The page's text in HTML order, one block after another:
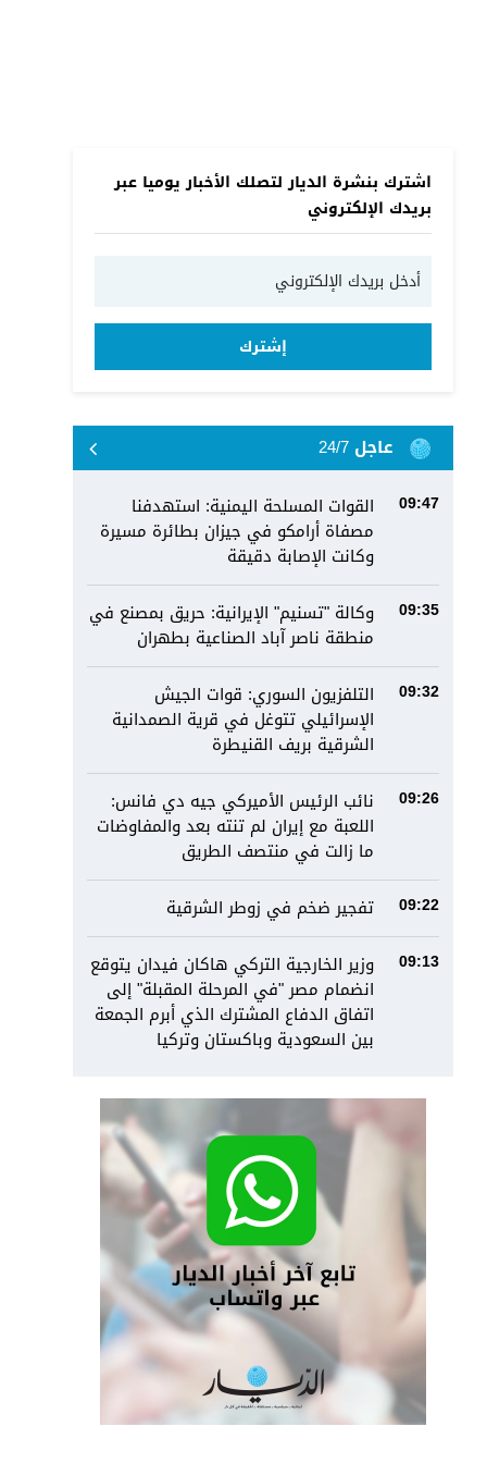
اشترك بنشرة الديار لتصلك الأخبار يوميا عبر
بريدك الإلكتروني
إشترك
عاجل 24/7
09:47
القوات المسلحة اليمنية: استهدفنا
مصفاة أرامكو في جيزان بطائرة مسيرة
وكانت الإصابة دقيقة
09:35
وكالة "تسنيم" الإيرانية: حريق بمصنع في
منطقة ناصر آباد الصناعية بطهران
09:32
التلفزيون السوري: قوات الجيش
الإسرائيلي تتوغل في قرية الصمدانية
الشرقية بريف القنيطرة
09:26
نائب الرئيس الأميركي جيه دي فانس:
اللعبة مع إيران لم تنته بعد والمفاوضات
ما زالت في منتصف الطريق
09:22 تفجير ضخم في زوطر الشرقية
09:13
وزير الخارجية التركي هاكان فيدان يتوقع
انضمام مصر "في المرحلة المقبلة" إلى
اتفاق الدفاع المشترك الذي أبرم الجمعة
بين السعودية وباكستان وتركيا